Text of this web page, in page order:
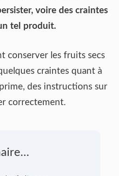
voire des craintes
tel produit.
conserver les fruits secs
craintes quant à
des instructions sur
correctement.